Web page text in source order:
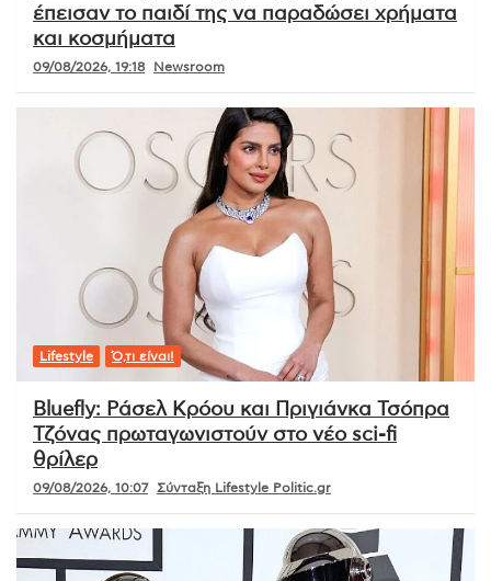
έπεισαν το παιδί της να παραδώσει χρήματα
και κοσμήματα
09/08/2026, 19:18 Newsroom
Lifestyle Ό,τι είναι!
Bluefly: Ράσελ Κρόου και Πριγιάνκα Τσόπρα
Τζόνας πρωταγωνιστούν στο νέο sci-fi
θρίλερ
09/08/2026, 10:07 Σύνταξη Lifestyle Politic.gr